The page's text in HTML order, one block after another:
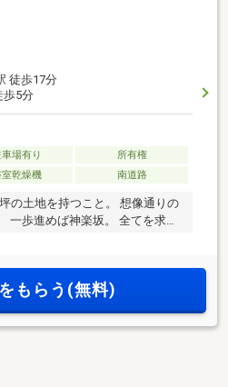
徒歩17分
歩5分
場有り
所有権
室乾燥機 南道路
の土地を持つこと。 想像通りの
一歩進めば神楽坂。 全てを求め
もらう(無料)